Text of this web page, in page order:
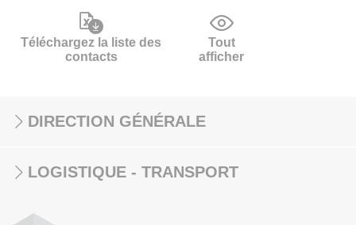
Téléchargez la liste des
contacts
Tout
afficher
DIRECTION GÉNÉRALE
LOGISTIQUE - TRANSPORT